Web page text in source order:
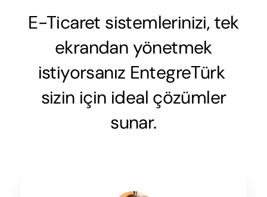
Hakkımızda
Neden Biz
E-Ticaret sistemlerinizi, tek
ekrandan yönetmek
istiyorsanız EntegreTürk
sizin için ideal çözümler
sunar.